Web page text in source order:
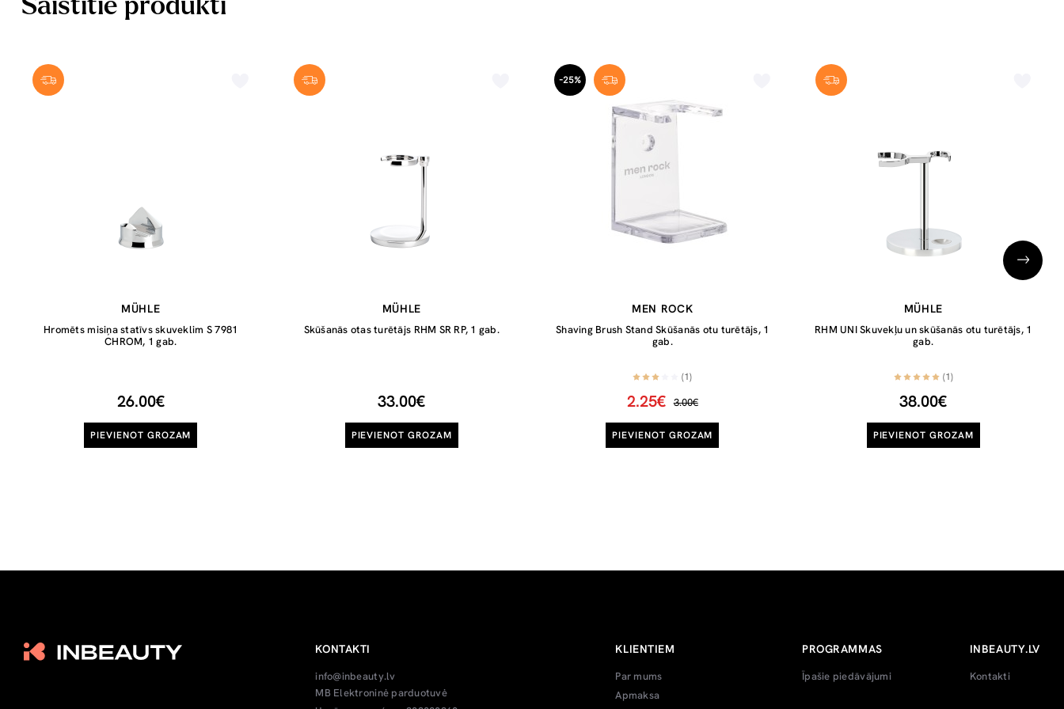
MÜHLE
Hromēts misiņa statīvs skuveklim S 7981
CHROM, 1 gab.
26.00€
PIEVIENOT GROZAM
MÜHLE
Skūšanās otas turētājs RHM SR RP, 1 gab.
33.00€
PIEVIENOT GROZAM
-25%
MEN ROCK
Shaving Brush Stand Skūšanās otu turētājs, 1
gab.
(1)
2.25€ 3.00€
PIEVIENOT GROZAM
MÜHLE
RHM UNI Skuvekļu un skūšanās otu turētājs, 1
gab.
(1)
38.00€
PIEVIENOT GROZAM
KONTAKTI
info@inbeauty.lv
MB Elektroninė parduotuvė
KLIENTIEM
Par mums
Apmaksa
PROGRAMMAS
Īpašie piedāvājumi
INBEAUTY.LV
Kontakti